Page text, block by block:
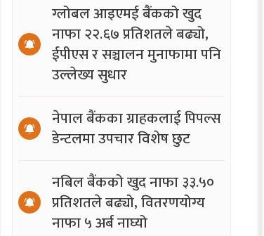
ग्लोबल आइएमई बैंकको खुद
नाफा २२.६७ प्रतिशतले बढ्यो,
ईपीएस र सञ्चालन मुनाफामा पनि
उल्लेख्य सुधार
नेपाल बैंकका ग्राहकलाई पिपल्स
डेन्टलमा उपचार विशेष छुट
नबिल बैंकको खुद नाफा ३३.५०
प्रतिशतले बढ्यो, वितरणयोग्य
नाफा ५ अर्ब नाघ्यो